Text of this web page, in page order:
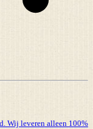
Wij leveren alleen 100%